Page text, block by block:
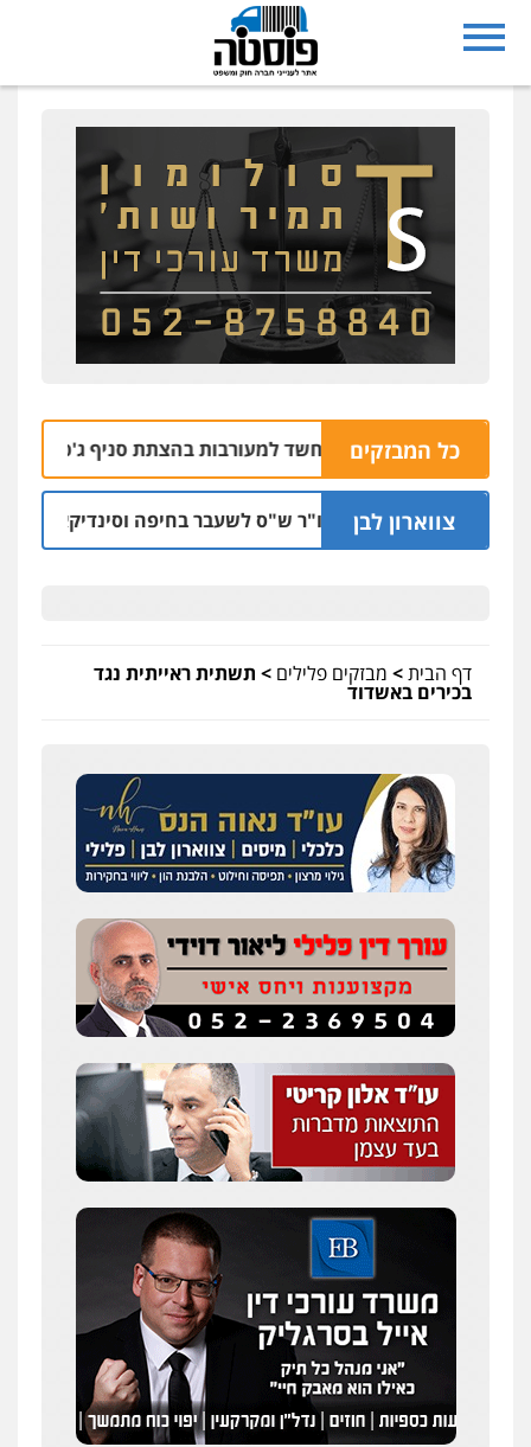
כל המבזקים
רחובות נעצרו בחשד למעורבות בהצתת סניף ג'פניקה
צווארון לבן
כתב אישום: יו"ר ש"ס לשעבר בחיפה וסינדיקאט
דף הבית> מבזקים פלילים > תשתית ראייתית נגד
בכירים באשדוד